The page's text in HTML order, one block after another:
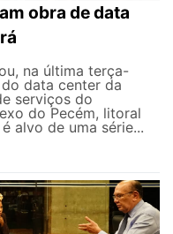
obra de data
na última terça-
data center da
serviços do
do Pecém, litoral
alvo de uma série...